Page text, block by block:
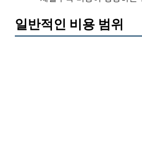
일반적인 비용 범위